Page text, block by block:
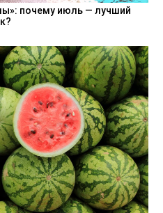
почему июль — лучший